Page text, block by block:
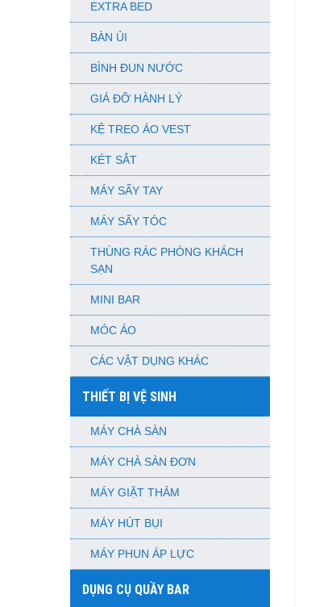
EXTRA BED
BÀN ỦI
BÌNH ĐUN NƯỚC
GIÁ ĐỠ HÀNH LÝ
KỆ TREO ÁO VEST
KÉT SẮT
MÁY SẤY TAY
MÁY SẤY TÓC
THÙNG RÁC PHÒNG KHÁCH
SẠN
MINI BAR
MÓC ÁO
CÁC VẬT DỤNG KHÁC
THIẾT BỊ VỆ SINH
MÁY CHÀ SÀN
MÁY CHÀ SÀN ĐƠN
MÁY GIẶT THẢM
MÁY HÚT BỤI
MÁY PHUN ÁP LỰC
DỤNG CỤ QUẦY BAR